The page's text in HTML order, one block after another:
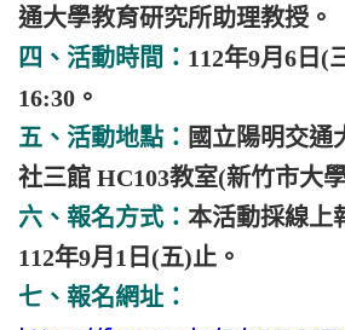
通大學教育研究所助理教授。
四、活動時間： 112年9月6日(
16:30。
五、活動地點： 國立陽明交通
社三館 HC103教室(新竹市大
六、報名方式： 本活動採線上
112年9月1日(五)止。
七、報名網址：